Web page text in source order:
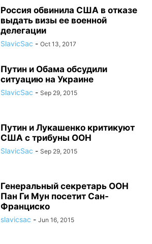
Россия обвинила США в отказе
выдать визы ее военной
делегации
SlavicSac - Oct 13, 2017
Путин и Обама обсудили
ситуацию на Украине
SlavicSac - Sep 29, 2015
Путин и Лукашенко критикуют
США с трибуны ООН
SlavicSac - Sep 29, 2015
Генеральный секретарь ООН
Пан Ги Мун посетит Сан-
Франциско
slavicsac - Jun 16, 2015